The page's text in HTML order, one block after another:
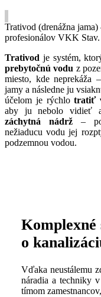
Trativod (drenážna
profesionálov VKK Stav.
Trativod je systém,
prebytočnú vodu z
miesto, kde neprekáža
jamy a následne ju
účelom je rýchlotratiť
aby ju nebolo vidieť
záchytná nádrž –
nežiaducu vodu jej
podzemnou vodou.
o
Vďaka neustálemu
náradia a techniky
tímom